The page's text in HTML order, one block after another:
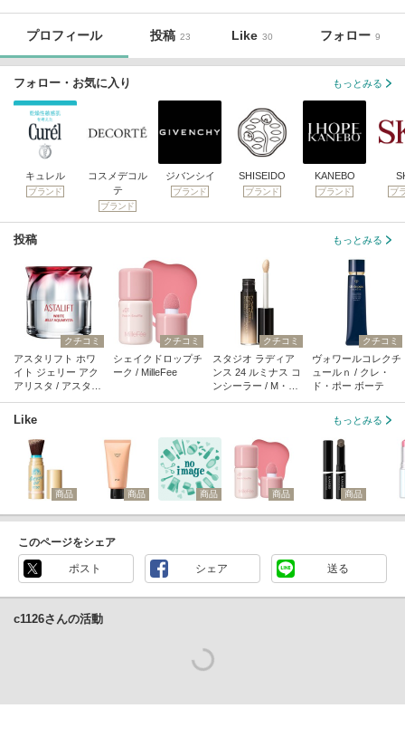
プロフィール 投稿 23 Like 30 フォロー 9
フォロー・お気に入り もっとみる
キュレル
ブランド
コスメデコル
テ
ブランド
ジバンシイ
ブランド
SHISEIDO
ブランド
KANEBO
ブランド ブ
投稿 もっとみる
クチコミ
アスタリフト ホワ
イト ジェリー アク
アリスタ / アスタリ
クチコミ
シェイクドロップチ
ーク / MilleFee
クチコミ
スタジオ ラディア
ンス 24 ルミナス コ
ンシーラー / M・
クチコミ
ヴォワールコレクチ
ュールｎ / クレ・
ド・ポー ボーテ
Like もっとみる
商品 商品 商品 商品 商品
このページをシェア
ポスト シェア 送る
c1126さんの活動